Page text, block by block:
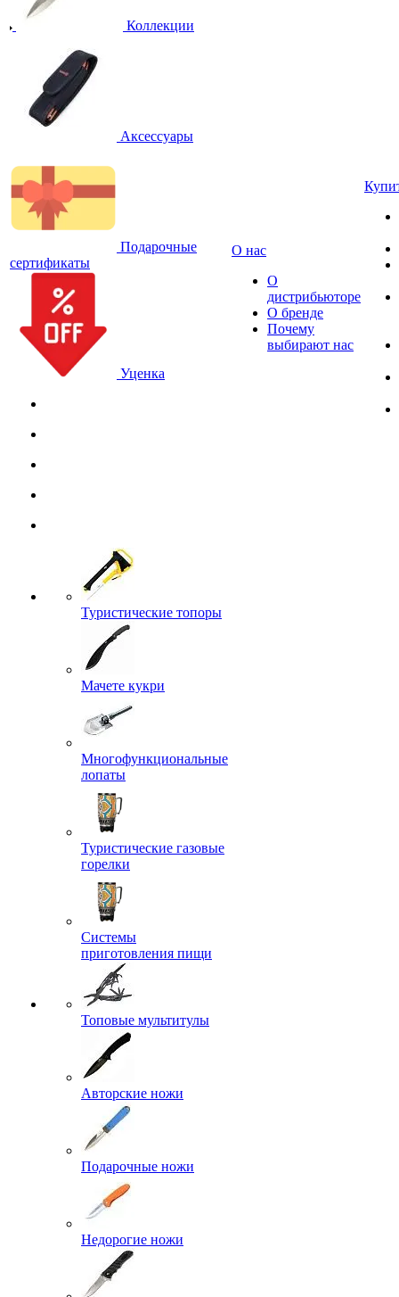
Коллекции
Аксессуары
Подарочные
сертификаты
Уценка
Туристические топоры
Мачете кукри
Многофункциональные
лопаты
Туристические газовые
горелки
Системы
приготовления пищи
Топовые мультитулы
Авторские ножи
Подарочные ножи
Недорогие ножи
О нас
О
дистрибьюторе
О бренде
Почему
выбирают нас